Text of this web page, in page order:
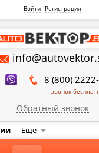
Войти Регистрация
8 (800)
звонок
Обратный звонок
Еще